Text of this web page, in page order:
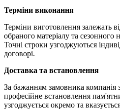
Терміни виконання
Терміни виготовлення залежать
обраного матеріалу та
Точні строки узгоджуються
договорі.
Доставка та встановлення
За бажанням замовника компанія
професійне встановлення
узгоджується окремо та